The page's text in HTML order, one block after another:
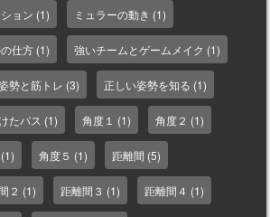
ョン (1) ミュラーの動き (1)
仕方 (1) 強いチームとゲームメイク (1)
勢と筋トレ (3) 正しい姿勢を知る (1)
たパス (1) 角度１ (1) 角度２ (1)
(1) 角度５ (1) 距離間 (5)
２ (1) 距離間３ (1) 距離間４ (1)